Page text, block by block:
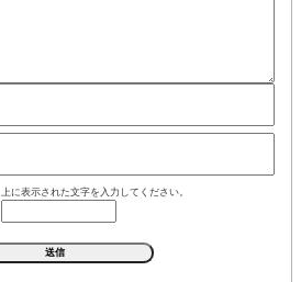
上に表示された文字を入力してください。